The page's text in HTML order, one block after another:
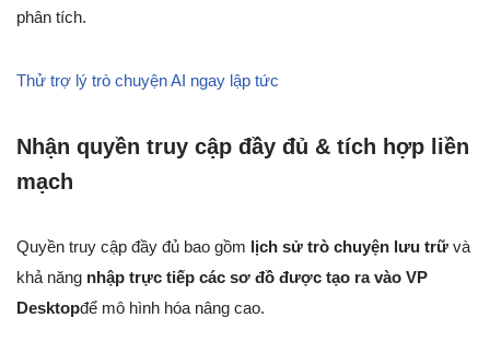
phân tích.
Thử trợ lý trò chuyện AI ngay lập tức
Nhận quyền truy cập đầy đủ & tích hợp liền
mạch
Quyền truy cập đầy đủ bao gồm lịch sử trò chuyện lưu trữ và
khả năng nhập trực tiếp các sơ đồ được tạo ra vào VP
Desktopđể mô hình hóa nâng cao.